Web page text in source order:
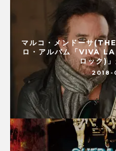
マルコ・メンドーサ
ロ・アルバム「VIVA
ロック)」
2018-